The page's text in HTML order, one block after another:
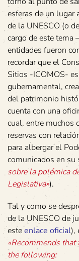
esferas de un lugar
de la UNESCO (o
cargo de este tema
entidades fueron
recordar que el
Sitios -ICOMOS-
gubernamental,
del patrimonio
cuenta con una
cual, entre muchos
reservas con
para albergar el
comunicados en su
sobre la polémica
Legislativa»).
Tal y como se
de la UNESCO de
esteenlace oficial),
«Recommends
the following: